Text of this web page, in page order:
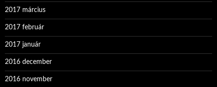
2017 március
2017 február
2017 január
2016 december
2016 november